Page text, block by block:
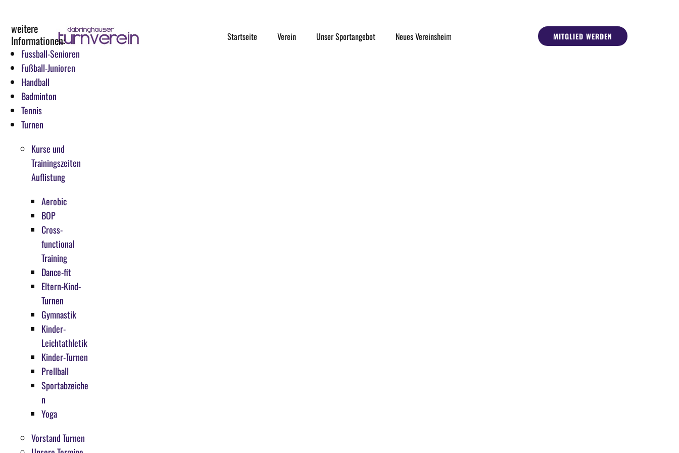
Startseite Verein Unser Sportangebot Neues Vereinsheim MITGLIED WERDEN
weitere
Informationen:
Fussball-Senioren
Fußball-Junioren
Handball
Badminton
Tennis
Turnen
Kurse und
Trainingszeiten
Auflistung
Aerobic
BOP
Cross-
functional
Training
Dance-fit
Eltern-Kind-
Turnen
Gymnastik
Kinder-
Leichtathletik
Kinder-Turnen
Prellball
Sportabzeiche
n
Yoga
Vorstand Turnen